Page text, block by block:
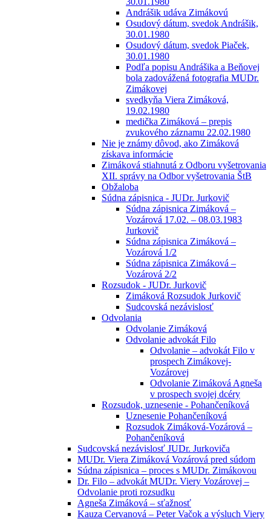
Andrášik udáva Zimákovú
Osudový dátum, svedok Andrášik,
30.01.1980
Osudový dátum, svedok Piaček,
30.01.1980
Podľa popisu Andrášika a Beňovej
bola zadovážená fotografia MUDr.
Zimákovej
svedkyňa Viera Zimáková,
19.02.1980
medička Zimáková – prepis
zvukového záznamu 22.02.1980
Nie je známy dôvod, ako Zimáková
získava informácie
Zimáková stiahnutá z Odboru vyšetrovania
XII. správy na Odbor vyšetrovania ŠtB
Obžaloba
Súdna zápisnica - JUDr. Jurkovič
Súdna zápisnica Zimáková –
Vozárová 17.02. – 08.03.1983
Jurkovič
Súdna zápisnica Zimáková –
Vozárová 1/2
Súdna zápisnica Zimáková –
Vozárová 2/2
Rozsudok - JUDr. Jurkovič
Zimáková Rozsudok Jurkovič
Sudcovská nezávislosť
Odvolania
Odvolanie Zimáková
Odvolanie advokát Filo
Odvolanie – advokát Filo v
prospech Zimákovej-
Vozárovej
Odvolanie Zimáková Agneša
v prospech svojej dcéry
Rozsudok, uznesenie - Pohančeníková
Uznesenie Pohančeníková
Rozsudok Zimáková-Vozárová –
Pohančeníková
Sudcovská nezávislosť JUDr. Jurkoviča
MUDr. Viera Zimáková Vozárová pred súdom
Súdna zápisnica – proces s MUDr. Zimákovou
Dr. Filo – advokát MUDr. Viery Vozárovej –
Odvolanie proti rozsudku
Agneša Zimáková – sťažnosť
Kauza Cervanová – Peter Vačok a výsluch Viery